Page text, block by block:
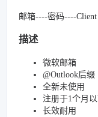
邮箱----密码----
描述
微软邮箱
@Outlook后缀
全新未使用
注册于1个月
长效耐用